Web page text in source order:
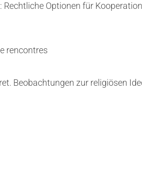
Optionen für
rencontres
Beobachtungen zur religiösen